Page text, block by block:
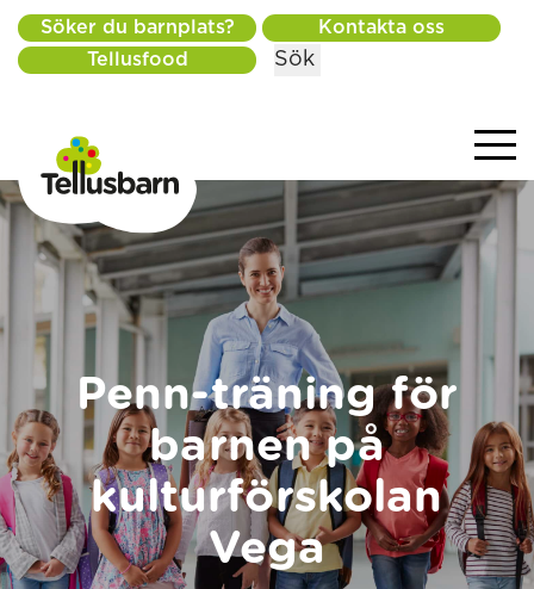
Söker du barnplats?
Kontakta oss
Tellusfood
Sök
Penn-träning för
barnen på
kulturförskolan
Vega